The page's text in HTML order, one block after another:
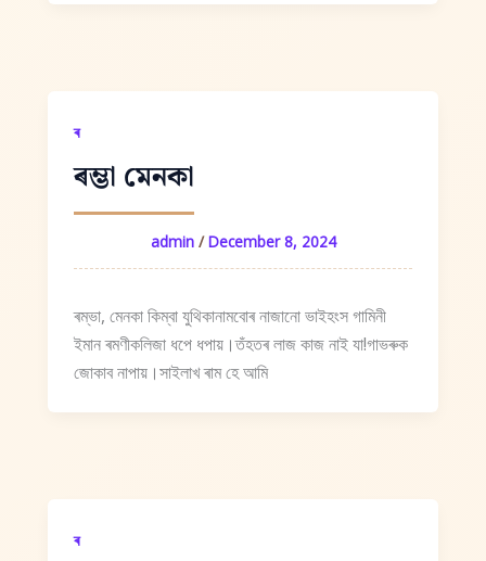
ৰ
ৰম্ভা মেনকা
admin /December 8, 2024
ৰম্ভা, মেনকা কিম্বা যুথিকানামবোৰ নাজানো ভাইহংস গামিনী
ইমান ৰমণীকলিজা ধপে ধপায়।তঁহতৰ লাজ কাজ নাই যা!গাভৰুক
জোকাব নাপায়।সাইলাখ ৰাম হে আমি
ৰ